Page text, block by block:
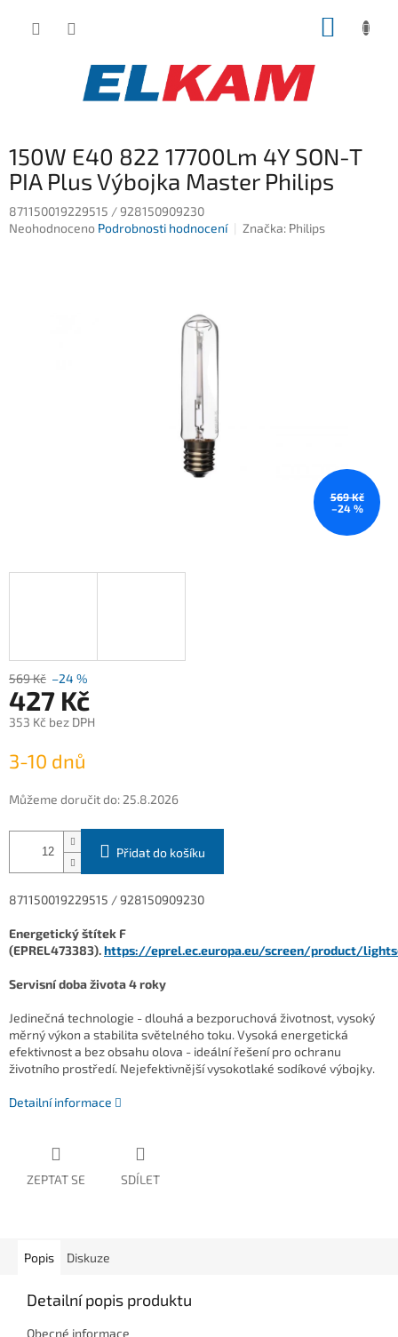
150W E40 822 17700Lm 4Y SON-T
PIA Plus Výbojka Master Philips
871150019229515 / 928150909230
Průměrné
Neohodnoceno Podrobnosti hodnocení Značka: Philips
569 Kč
–24 %
569 Kč –24 %
427 Kč
353 Kč bez DPH
cena:
3-10 dnů
Můžeme doručit do: 25.8.2026
Přidat do košíku
871150019229515 / 928150909230
Energetický štítek F
(EPREL473383).https://eprel.ec.europa.eu/screen/product/
Servisní doba života 4 roky
Jedinečná technologie - dlouhá a bezporuchová životnost, vysoký
měrný výkon a stabilita světelného toku. Vysoká energetická
efektivnost a bez obsahu olova - ideální řešení pro ochranu
životního prostředí. Nejefektivnější vysokotlaké sodíkové výbojky.
Detailní informace
ZEPTAT SE SDÍLET
Popis Diskuze
Detailní popis produktu
Obecné informace